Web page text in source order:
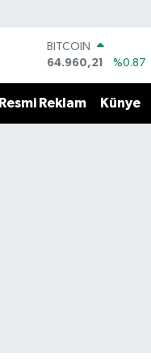
BITCOIN
64.960,21
%0.87
47,7436
%0.18
Resmi Reklam Künye